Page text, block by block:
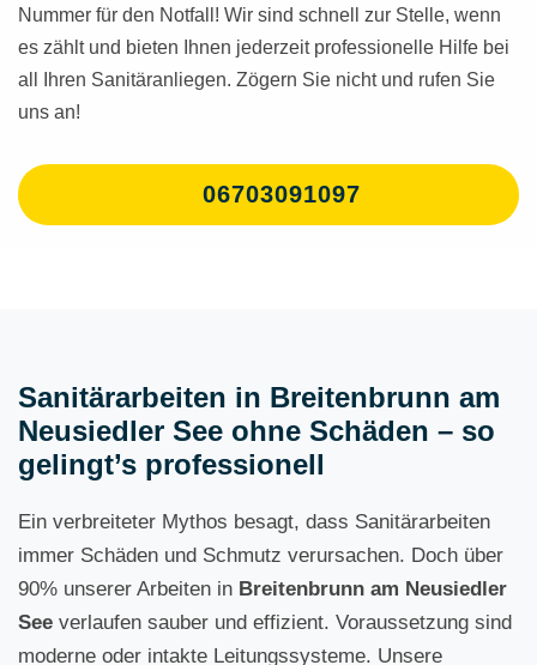
Nummer für den Notfall! Wir sind schnell zur Stelle, wenn
es zählt und bieten Ihnen jederzeit professionelle Hilfe bei
all Ihren Sanitäranliegen. Zögern Sie nicht und rufen Sie
uns an!
06703091097
Sanitärarbeiten in Breitenbrunn am
Neusiedler See ohne Schäden – so
gelingt’s professionell
Ein verbreiteter Mythos besagt, dass Sanitärarbeiten
immer Schäden und Schmutz verursachen. Doch über
90% unserer Arbeiten in Breitenbrunn am Neusiedler
See verlaufen sauber und effizient. Voraussetzung sind
moderne oder intakte Leitungssysteme. Unsere